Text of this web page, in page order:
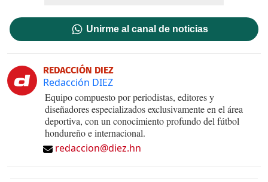
Unirme al canal de noticias
REDACCIÓN DIEZ
Redacción DIEZ
Equipo compuesto por periodistas, editores y
diseñadores especializados exclusivamente en el área
deportiva, con un conocimiento profundo del fútbol
hondureño e internacional.
redaccion@diez.hn